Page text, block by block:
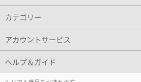
カテゴリー
アカウントサービス
ヘルプ＆ガイド